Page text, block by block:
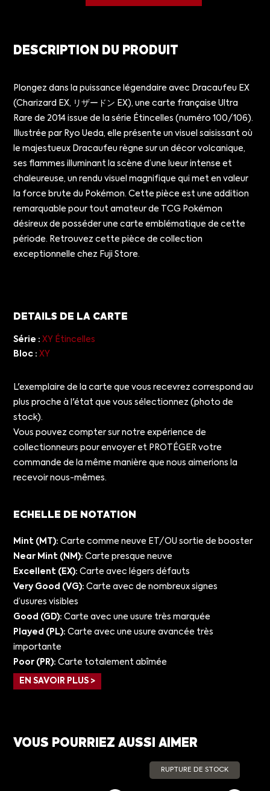
DESCRIPTION DU PRODUIT
Plongez dans la puissance légendaire avec Dracaufeu EX
(Charizard EX, リザードン EX), une carte française Ultra
Rare de 2014 issue de la série Étincelles (numéro 100/106).
Illustrée par Ryo Ueda, elle présente un visuel saisissant où
le majestueux Dracaufeu règne sur un décor volcanique,
ses flammes illuminant la scène d’une lueur intense et
chaleureuse, un rendu visuel magnifique qui met en valeur
la force brute du Pokémon. Cette pièce est une addition
remarquable pour tout amateur de TCG Pokémon
désireux de posséder une carte emblématique de cette
période. Retrouvez cette pièce de collection
exceptionnelle chez Fuji Store.
DETAILS DE LA CARTE
Série : XY Étincelles
Bloc : XY
L'exemplaire de la carte que vous recevrez correspond au
plus proche à l'état que vous sélectionnez (photo de
stock).
Vous pouvez compter sur notre expérience de
collectionneurs pour envoyer et PROTÉGER votre
commande de la même manière que nous aimerions la
recevoir nous-mêmes.
ECHELLE DE NOTATION
Mint (MT): Carte comme neuve ET/OU sortie de booster
Near Mint (NM): Carte presque neuve
Excellent (EX): Carte avec légers défauts
Very Good (VG): Carte avec de nombreux signes
d’usures visibles
Good (GD): Carte avec une usure très marquée
Played (PL): Carte avec une usure avancée très
importante
Poor (PR): Carte totalement abîmée
EN SAVOIR PLUS >
VOUS POURRIEZ AUSSI AIMER
RUPTURE DE STOCK